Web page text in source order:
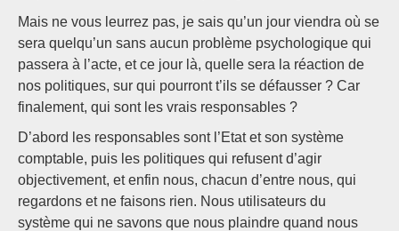
Mais ne vous leurrez pas, je sais qu’un jour viendra où se
sera quelqu’un sans aucun problème psychologique qui
passera à l’acte, et ce jour là, quelle sera la réaction de
nos politiques, sur qui pourront t’ils se défausser ? Car
finalement, qui sont les vrais responsables ?
D’abord les responsables sont l’Etat et son système
comptable, puis les politiques qui refusent d’agir
objectivement, et enfin nous, chacun d’entre nous, qui
regardons et ne faisons rien. Nous utilisateurs du
système qui ne savons que nous plaindre quand nous